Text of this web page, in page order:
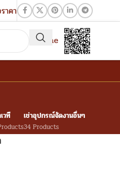
าคา
QR-Line
วที เช่าอุปกรณ์จัดงานอื่นๆ
34 Products